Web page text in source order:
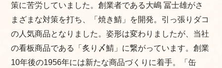
策に苦労していました。創業者である大嶋 冨士雄がさ
まざまな対策を打ち、「焼き鯖」を開発。引っ張りダコ
の人気商品となりました。姿形は変わりましたが、当社
の看板商品である「炙り〆鯖」に繋がっています。創業
10年後の1956年には新たな商品づくりに着手。「缶